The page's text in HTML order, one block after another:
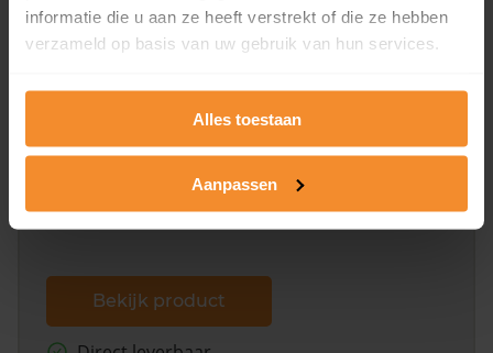
informatie die u aan ze heeft verstrekt of die ze hebben
verzameld op basis van uw gebruik van hun services.
Alles toestaan
Aanpassen
Een uitgebreid overzicht van het perceel en
dit inclusief de luchtfoto!
Bekijk product